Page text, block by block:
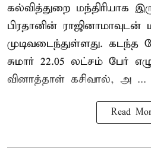
கல்வித்துறை மந்திரியாக
பிரதானின் ராஜினாமாவுடன்
முடிவடைந்துள்ளது. கடந்த
சுமார் 22.05 லட்சம் பேர்
வினாத்தாள் கசிவால், அ ...
Read